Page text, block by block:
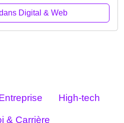
Digital & Web
High-tech
& Carrière